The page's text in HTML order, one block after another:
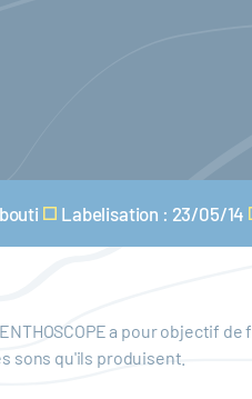
Labelisation : 23/05/14
a pour objectif
sons qu'ils produisent.